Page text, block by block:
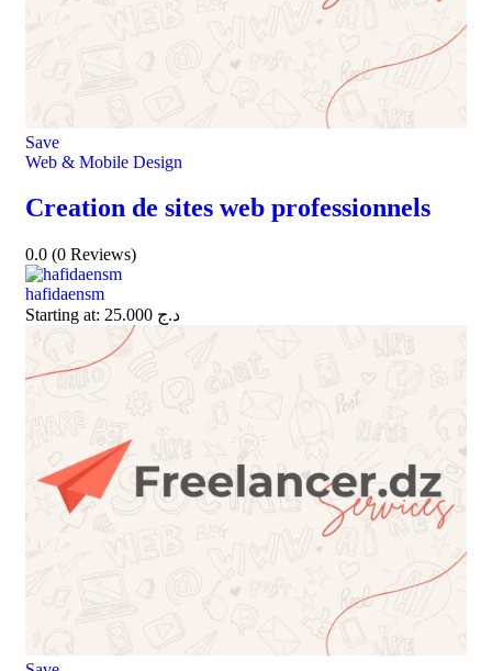
Save
Web & Mobile Design
Creation de sites web professionnels
0.0 (0 Reviews)
hafidaensm
Starting at:
د.ج 25.000